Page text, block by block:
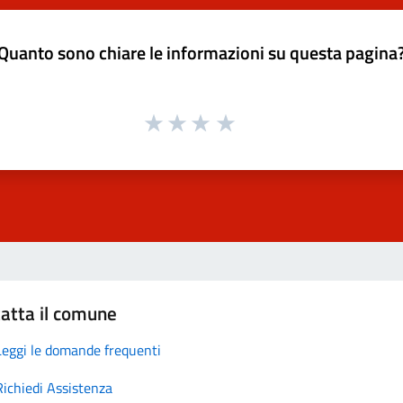
sono chiare le informazioni su questa
il comune
le domande frequenti
Assistenza